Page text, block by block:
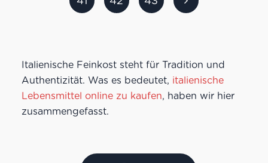
Italienische Feinkost steht für Tradition und
Authentizität. Was es bedeutet, italienische
Lebensmittel online zu kaufen, haben wir hier
zusammengefasst.